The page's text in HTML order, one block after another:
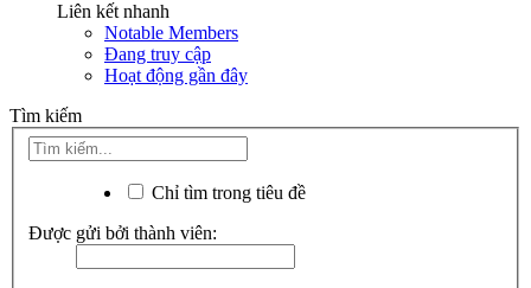
Liên kết nhanh
Notable Members
Đang truy cập
Hoạt động gần đây
Tìm kiếm
Chỉ tìm trong tiêu đề
Được gửi bởi thành viên: